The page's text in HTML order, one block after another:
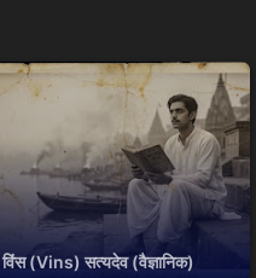
विंस (Vins) सत्यदेव (वैज्ञानिक)